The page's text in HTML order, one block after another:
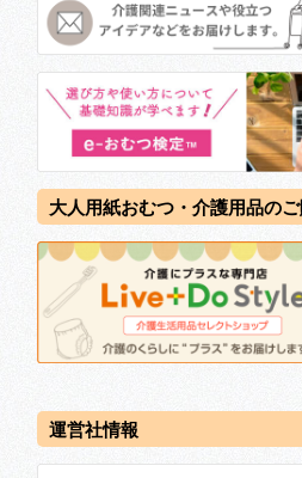
大人用紙おむつ・介護用品のご
運営社情報